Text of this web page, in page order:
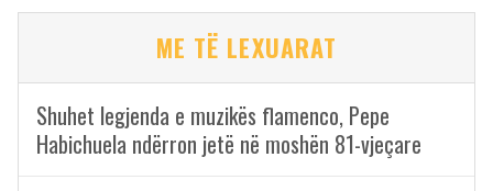
ME TË LEXUARAT
Shuhet legjenda e muzikës flamenco, Pepe
Habichuela ndërron jetë në moshën 81-vjeçare